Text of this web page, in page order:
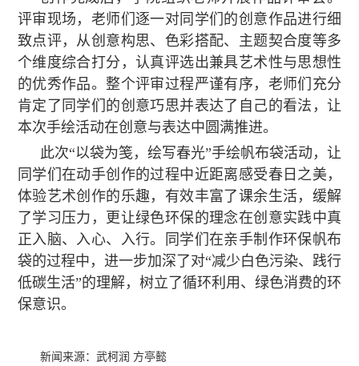
评审现场，老师们逐一对同学们的创意作品进行细
致点评，从创意构思、色彩搭配、主题契合度等多
个维度综合打分，认真评选出兼具艺术性与思想性
的优秀作品。整个评审过程严谨有序，老师们充分
肯定了同学们的创意巧思并表达了自己的看法，让
本次手绘活动在创意与表达中圆满推进。
此次“以袋为笺，绘写春光”手绘帆布袋活动，让
同学们在动手创作的过程中近距离感受春日之美，
体验艺术创作的乐趣，有效丰富了课余生活，缓解
了学习压力，更让绿色环保的理念在创意实践中真
正入脑、入心、入行。同学们在亲手制作环保帆布
袋的过程中，进一步加深了对“减少白色污染、践行
低碳生活”的理解，树立了循环利用、绿色消费的环
保意识。
新闻来源：武柯润 方亭懿